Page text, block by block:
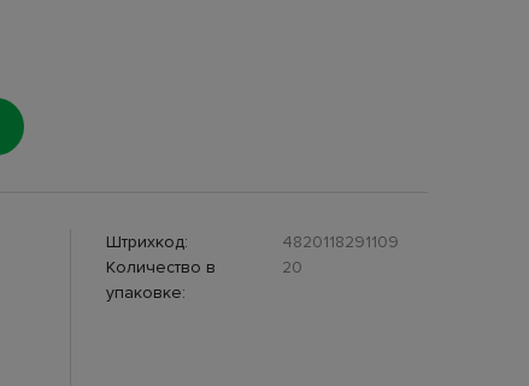
Штрихкод:
4820118291109
Количество в
упаковке:
20